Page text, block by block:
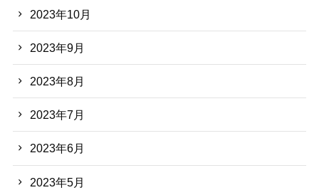
2023年10月
2023年9月
2023年8月
2023年7月
2023年6月
2023年5月